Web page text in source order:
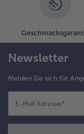
Newsletter
Melden Sie sich für
E-Mail Adresse*